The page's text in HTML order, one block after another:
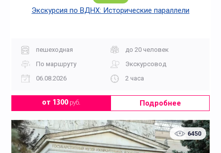
Экскурсия по ВДНХ: Исторические параллели
пешеходная
до 20 человек
По маршруту
Экскурсовод
06.08.2026
2 часа
от 1300руб. Подробнее
6450